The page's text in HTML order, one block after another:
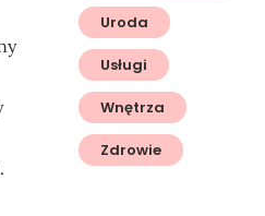
Uroda
Usługi
Wnętrza
Zdrowie